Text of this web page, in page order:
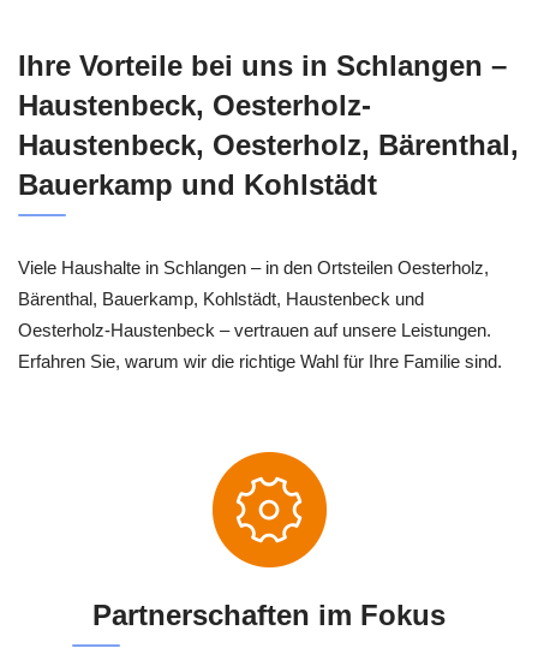
Ihre Vorteile bei uns in Schlangen –
Haustenbeck, Oesterholz-
Haustenbeck, Oesterholz, Bärenthal,
Bauerkamp und Kohlstädt
Viele Haushalte in Schlangen – in den Ortsteilen Oesterholz,
Bärenthal, Bauerkamp, Kohlstädt, Haustenbeck und
Oesterholz-Haustenbeck – vertrauen auf unsere Leistungen.
Erfahren Sie, warum wir die richtige Wahl für Ihre Familie sind.
Partnerschaften im Fokus